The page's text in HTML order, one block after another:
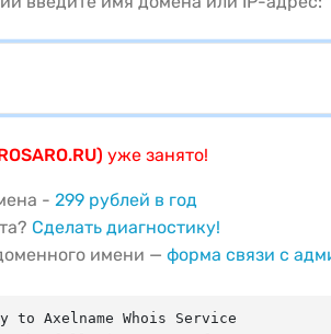
уже занято!
- 299 рублей в год
Сделать диагностику!
имени — форма связи с
to Axelname Whois Service